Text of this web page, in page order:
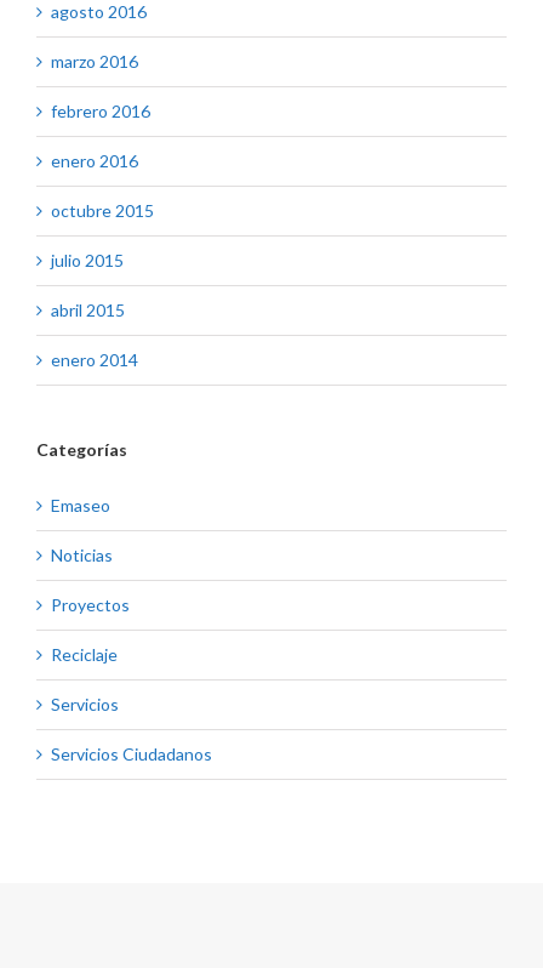
agosto 2016
marzo 2016
febrero 2016
enero 2016
octubre 2015
julio 2015
abril 2015
enero 2014
Categorías
Emaseo
Noticias
Proyectos
Reciclaje
Servicios
Servicios Ciudadanos